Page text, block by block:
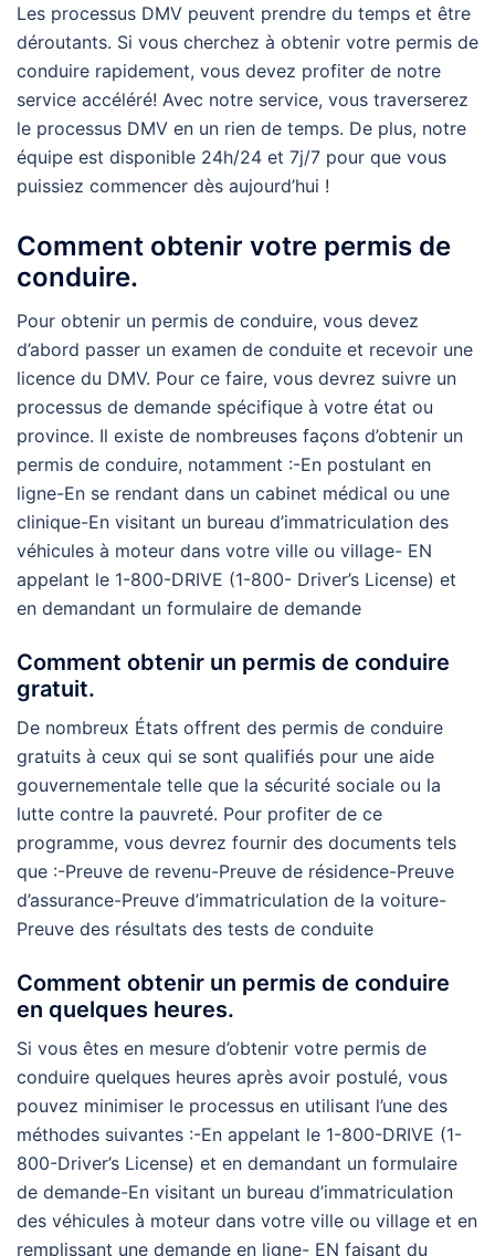
Les processus DMV peuvent prendre du temps et être
déroutants. Si vous cherchez à obtenir votre permis de
conduire rapidement, vous devez profiter de notre
service accéléré! Avec notre service, vous traverserez
le processus DMV en un rien de temps. De plus, notre
équipe est disponible 24h/24 et 7j/7 pour que vous
puissiez commencer dès aujourd’hui !
Comment obtenir votre permis de
conduire.
Pour obtenir un permis de conduire, vous devez
d’abord passer un examen de conduite et recevoir une
licence du DMV. Pour ce faire, vous devrez suivre un
processus de demande spécifique à votre état ou
province. Il existe de nombreuses façons d’obtenir un
permis de conduire, notamment :-En postulant en
ligne-En se rendant dans un cabinet médical ou une
clinique-En visitant un bureau d’immatriculation des
véhicules à moteur dans votre ville ou village- EN
appelant le 1-800-DRIVE (1-800- Driver’s License) et
en demandant un formulaire de demande
Comment obtenir un permis de conduire
gratuit.
De nombreux États offrent des permis de conduire
gratuits à ceux qui se sont qualifiés pour une aide
gouvernementale telle que la sécurité sociale ou la
lutte contre la pauvreté. Pour profiter de ce
programme, vous devrez fournir des documents tels
que :-Preuve de revenu-Preuve de résidence-Preuve
d’assurance-Preuve d’immatriculation de la voiture-
Preuve des résultats des tests de conduite
Comment obtenir un permis de conduire
en quelques heures.
Si vous êtes en mesure d’obtenir votre permis de
conduire quelques heures après avoir postulé, vous
pouvez minimiser le processus en utilisant l’une des
méthodes suivantes :-En appelant le 1-800-DRIVE (1-
800-Driver’s License) et en demandant un formulaire
de demande-En visitant un bureau d’immatriculation
des véhicules à moteur dans votre ville ou village et en
remplissant une demande en ligne- EN faisant du